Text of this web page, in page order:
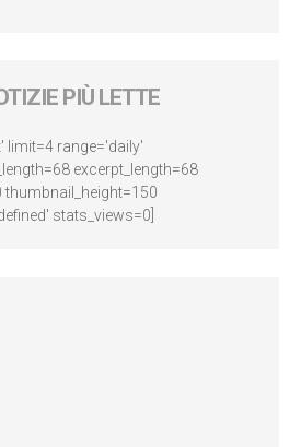
PIÙ LETTE
limit=4 range='daily'
excerpt_length=68
stats_views=0]